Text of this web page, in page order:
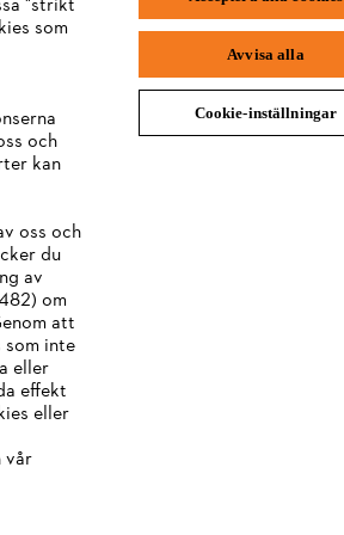
den 1 augusti 2022.
"strikt
som
och
kan
oss och
du
av
om
att
som inte
eller
effekt
eller
vår
Avvisa alla
Cookie-inställningar